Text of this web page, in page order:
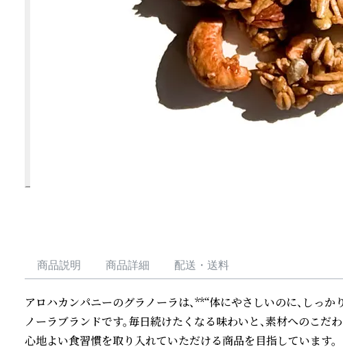
商品説明 商品詳細 配送・送料
アロハカンパニーのグラノーラは、**“体にやさしいのに、しっ
ノーラブランドです。毎日続けたくなる味わいと、素材へのこだ
心地よい食習慣を取り入れていただける商品を目指しています。